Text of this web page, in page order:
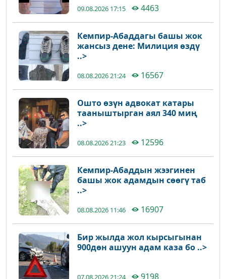
09.08.2026 17:15 4463
Кемпир-Абаддагы башы жок
жансыз дене: Милиция өздү
..>
08.08.2026 21:24 16567
Ошто өзүн адвокат катары
тааныштырган аял 340 миң
..>
08.08.2026 21:23 12596
Кемпир-Абаддын жээгинен
башы жок адамдын сөөгү таб
..>
08.08.2026 11:46 16907
Бир жылда жол кырсыгынан
900дөн ашуун адам каза бо ..>
9198